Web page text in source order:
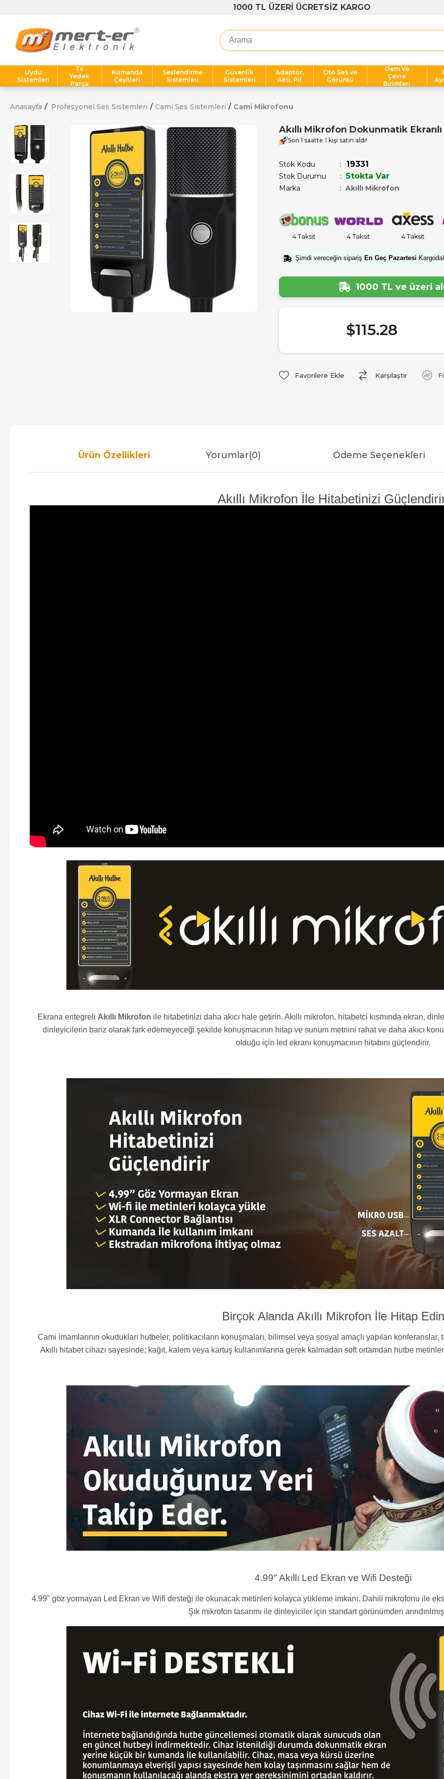
1000 TL ÜZERİ ÜCRETSİZ KARGO
Uydu
Sistemleri
Tv
Yedek
Parça
Kumanda
Çeşitleri
Seslendirme
Sistemleri
Güvenlik
Sistemleri
Adaptör,
Akü, Pil
Oto Ses ve
Görüntü
Oem Ve
Çevre
Birimleri
Anasayfa Profesyonel Ses Sistemleri Cami Ses Sistemleri Cami Mikrofonu
Akıllı Mikrofon Dokunmatik
Son 1 saatte 1 kişi satın aldı!
Stok Kodu 19331
Stok Durumu : Stokta Var
Marka : Akıllı Mikrofon
4 Taksit 4 Taksit 4 Taksit
Şimdi vereceğin sipariş En Geç Pazartesi Kargoda!
1000 TL ve üzeri
$115.28
Favorilere Ekle Karşılaştır
Ürün Özellikleri Yorumlar(0) Ödeme Seçenekleri
Akıllı Mikrofon İle Hitabetinizi
Ekrana entegreli Akıllı Mikrofon ile hitabetinizi daha akıcı hale getirin. Akıllı mikrofon, hitabetci kısmında ekran,
dinleyicilerin bariz olarak fark edemeyeceği şekilde konuşmacının hitap ve sunum metnini rahat ve daha akıcı
olduğu için led ekranı konuşmacının hitabını güçlendirir.
Birçok Alanda Akıllı Mikrofon İle Hitap Edin
Cami imamlarının okudukları hutbeler, politikacıların konuşmaları, bilimsel veya sosyal amaçlı yapılan konferanslar,
Akıllı hitabet cihazı sayesinde; kağıt, kalem veya kartuş kullanımlarına gerek kalmadan soft ortamdan hutbe
4.99" Akıllı Led Ekran ve Wifi Desteği
4.99" göz yormayan Led Ekran ve Wifi desteği ile okunacak metinleri kolayca yükleme imkanı. Dahili mikrofonu ile
Şık mikrofon tasarımı ile dinleyiciler için standart görünümden